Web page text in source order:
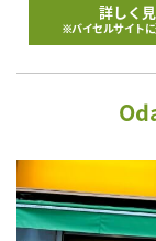
詳しく
※バイセルサイト